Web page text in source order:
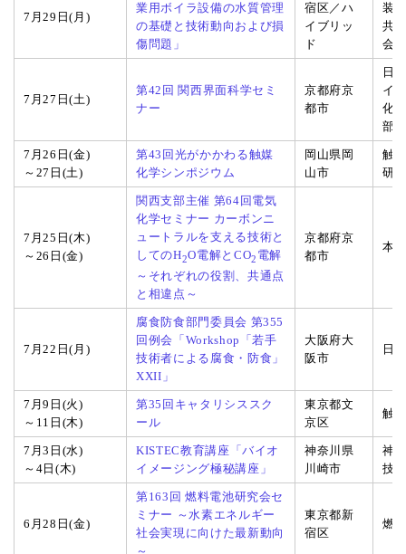
7月29日(月)
業用ボイラ設備の水質管理
の基礎と技術動向および損
傷問題」
宿区／ハ
イブリッ
ド
装
共
会
7月27日(土)
第42回 関西界面科学セミ
ナー
京都府京
都市
日
イ
化
部
7月26日(金)
～27日(土)
第43回光がかかわる触媒
化学シンポジウム
岡山県岡
山市
触
研
7月25日(木)
～26日(金)
関西支部主催 第64回電気
化学セミナー カーボンニ
ュートラルを支える技術と
してのH2O電解とCO2 電解
～それぞれの役割、共通点
と相違点～
京都府京
都市
本
7月22日(月)
腐食防食部門委員会 第355
回例会「Workshop「若手
技術者による腐食・防食」
XXII」
大阪府大
阪市
日
7月9日(火)
～11日(木)
第35回キャタリシススク
ール
東京都文
京区
触
7月3日(水)
～4日(木)
KISTEC教育講座「バイオ
イメージング極秘講座」
神奈川県
川崎市
神
技
6月28日(金)
第163回 燃料電池研究会セ
ミナー ～水素エネルギー
社会実現に向けた最新動向
～
東京都新
宿区
燃